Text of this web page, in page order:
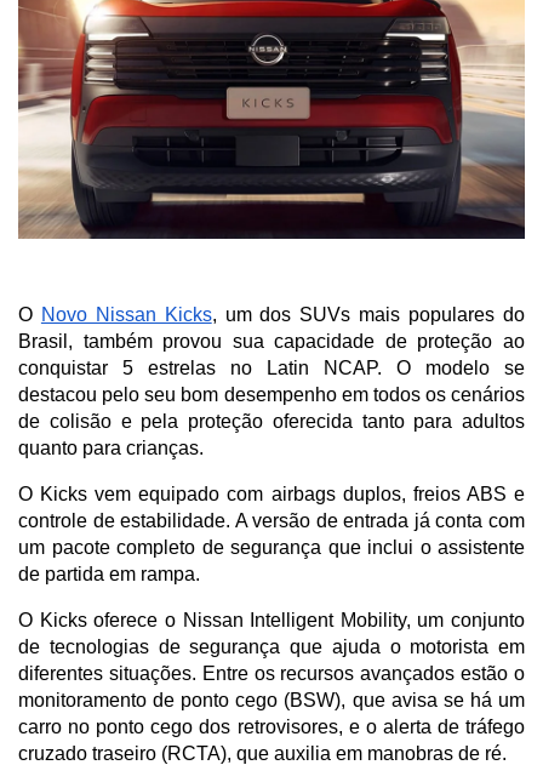
O Novo Nissan Kicks, um dos SUVs mais populares do
Brasil, também provou sua capacidade de proteção ao
conquistar 5 estrelas no Latin NCAP. O modelo se
destacou pelo seu bom desempenho em todos os cenários
de colisão e pela proteção oferecida tanto para adultos
quanto para crianças.
O Kicks vem equipado com airbags duplos, freios ABS e
controle de estabilidade. A versão de entrada já conta com
um pacote completo de segurança que inclui o assistente
de partida em rampa.
O Kicks oferece o Nissan Intelligent Mobility, um conjunto
de tecnologias de segurança que ajuda o motorista em
diferentes situações. Entre os recursos avançados estão o
monitoramento de ponto cego (BSW), que avisa se há um
carro no ponto cego dos retrovisores, e o alerta de tráfego
cruzado traseiro (RCTA), que auxilia em manobras de ré.